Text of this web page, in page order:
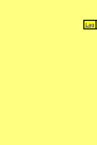
Lag